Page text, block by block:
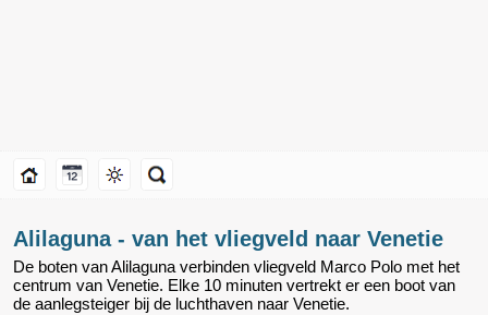
Alilaguna - van het vliegveld naar Venetie
De boten van Alilaguna verbinden vliegveld Marco Polo met het
centrum van Venetie. Elke 10 minuten vertrekt er een boot van
de aanlegsteiger bij de luchthaven naar Venetie.